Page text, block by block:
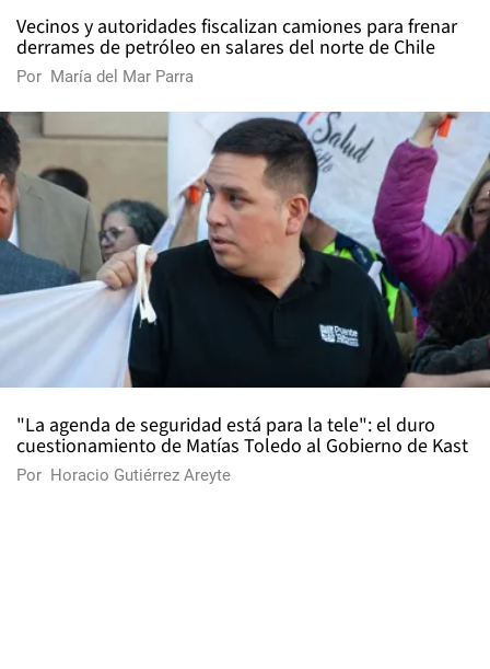
Vecinos y autoridades fiscalizan camiones para frenar
derrames de petróleo en salares del norte de Chile
Por María del Mar Parra
"La agenda de seguridad está para la tele": el duro
cuestionamiento de Matías Toledo al Gobierno de Kast
Por Horacio Gutiérrez Areyte